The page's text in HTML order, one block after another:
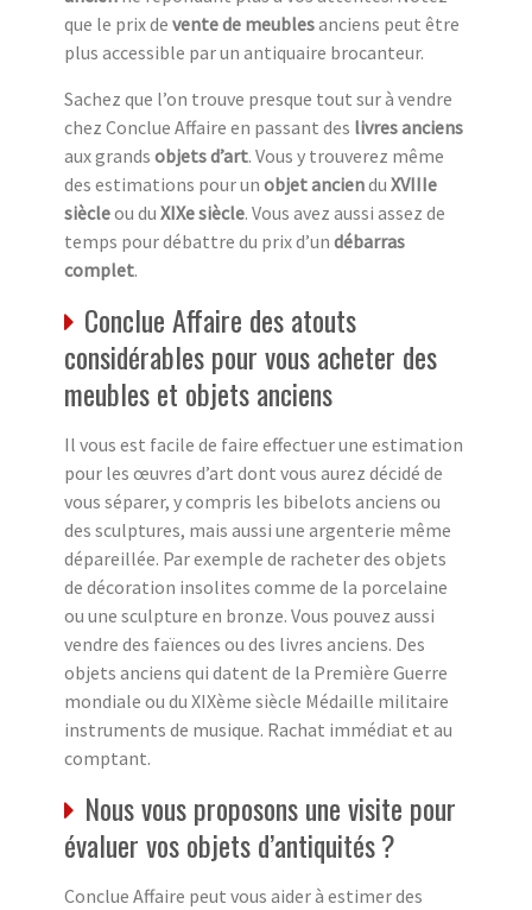
que le prix de vente de meublesanciens peut être
plus accessible par un antiquaire brocanteur.
Sachez que l’on trouve presque tout sur à vendre
chez Conclue Affaire en passant des livres anciens
aux grands objets d’art. Vous y trouverez même
des estimations pour un objet anciendu XVIIIe
siècleou du XIXe siècle. Vous avez aussi assez de
temps pour débattre du prix d’un débarras
complet.
Conclue Affaire des atouts
considérables pour vous acheter des
meubles et objets anciens
Il vous est facile de faire effectuer une estimation
pour les œuvres d’art dont vous aurez décidé de
vous séparer, y compris les bibelots anciens ou
des sculptures, mais aussi une argenterie même
dépareillée. Par exemple de racheter des objets
de décoration insolites comme de la porcelaine
ou une sculpture en bronze. Vous pouvez aussi
vendre des faïences ou des livres anciens. Des
objets anciens qui datent de la Première Guerre
mondiale ou du XIXème siècle Médaille militaire
instruments de musique. Rachat immédiat et au
comptant.
Nous vous proposons une visite pour
évaluer vos objets d’antiquités ?
Conclue Affaire peut vous aider à estimer des